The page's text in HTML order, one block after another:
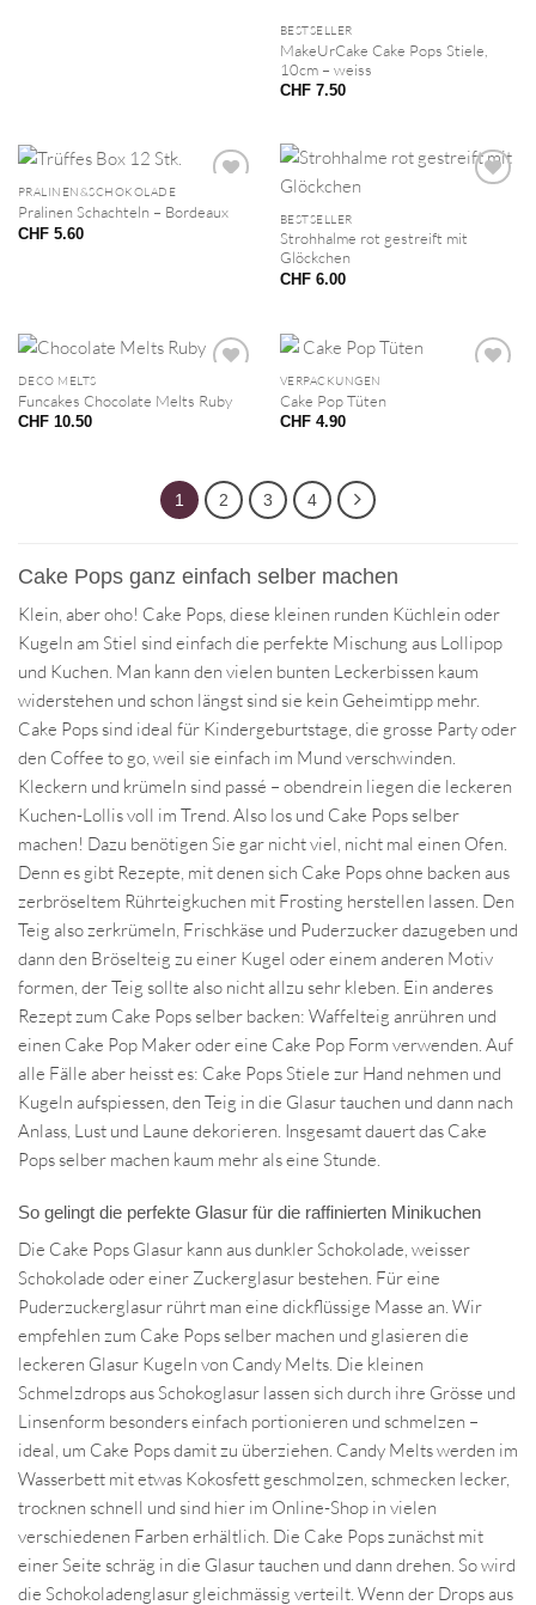
BESTSELLER
MakeUrCake Cake Pops Stiele,
10cm – weiss
CHF7.50
PRALINEN&SCHOKOLADE
Pralinen Schachteln – Bordeaux
CHF5.60
BESTSELLER
Strohhalme rot gestreift mit
Glöckchen
CHF6.00
DECO MELTS
Funcakes Chocolate Melts Ruby
CHF10.50
VERPACKUNGEN
Cake Pop Tüten
CHF4.90
1 2 3 4
Cake Pops ganz einfach selber machen
Klein, aber oho! Cake Pops, diese kleinen runden Küchlein oder
Kugeln am Stiel sind einfach die perfekte Mischung aus Lollipop
und Kuchen. Man kann den vielen bunten Leckerbissen kaum
widerstehen und schon längst sind sie kein Geheimtipp mehr.
Cake Pops sind ideal für Kindergeburtstage, die grosse Party oder
den Coffee to go, weil sie einfach im Mund verschwinden.
Kleckern und krümeln sind passé – obendrein liegen die leckeren
Kuchen-Lollis voll im Trend. Also los und Cake Pops selber
machen! Dazu benötigen Sie gar nicht viel, nicht mal einen Ofen.
Denn es gibt Rezepte, mit denen sich Cake Pops ohne backen aus
zerbröseltem Rührteigkuchen mit Frosting herstellen lassen. Den
Teig also zerkrümeln, Frischkäse und Puderzucker dazugeben und
dann den Bröselteig zu einer Kugel oder einem anderen Motiv
formen, der Teig sollte also nicht allzu sehr kleben. Ein anderes
Rezept zum Cake Pops selber backen: Waffelteig anrühren und
einen Cake Pop Maker oder eine Cake Pop Form verwenden. Auf
alle Fälle aber heisst es: Cake Pops Stiele zur Hand nehmen und
Kugeln aufspiessen, den Teig in die Glasur tauchen und dann nach
Anlass, Lust und Laune dekorieren. Insgesamt dauert das Cake
Pops selber machen kaum mehr als eine Stunde.
So gelingt die perfekte Glasur für die raffinierten Minikuchen
Die Cake Pops Glasur kann aus dunkler Schokolade, weisser
Schokolade oder einer Zuckerglasur bestehen. Für eine
Puderzuckerglasur rührt man eine dickflüssige Masse an. Wir
empfehlen zum Cake Pops selber machen und glasieren die
leckeren Glasur Kugeln von Candy Melts. Die kleinen
Schmelzdrops aus Schokoglasur lassen sich durch ihre Grösse und
Linsenform besonders einfach portionieren und schmelzen –
ideal, um Cake Pops damit zu überziehen. Candy Melts werden im
Wasserbett mit etwas Kokosfett geschmolzen, schmecken lecker,
trocknen schnell und sind hier im Online-Shop in vielen
verschiedenen Farben erhältlich. Die Cake Pops zunächst mit
einer Seite schräg in die Glasur tauchen und dann drehen. So wird
die Schokoladenglasur gleichmässig verteilt. Wenn der Drops aus